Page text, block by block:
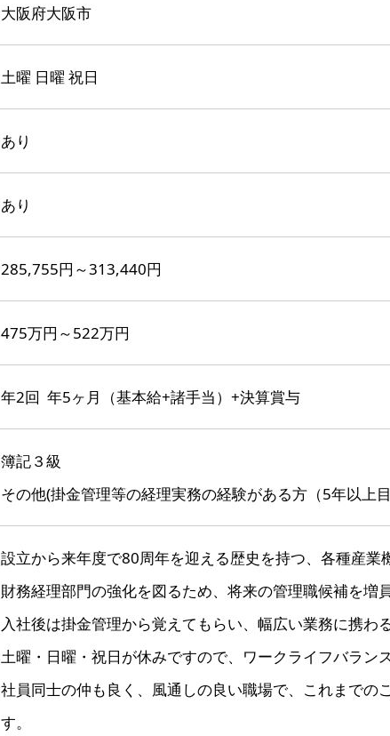
大阪府大阪市
土曜 日曜 祝日
あり
あり
285,755円～313,440円
475万円～522万円
年2回 年5ヶ月（基本給+諸手当）+決算賞与
簿記３級
その他(掛金管理等の経理実務の経験がある方（5年以上
設立から来年度で80周年を迎える歴史を持つ、各種産業
財務経理部門の強化を図るため、将来の管理職候補を増
入社後は掛金管理から覚えてもらい、幅広い業務に携わ
土曜・日曜・祝日が休みですので、ワークライフバラン
社員同士の仲も良く、風通しの良い職場で、これまでの
す。